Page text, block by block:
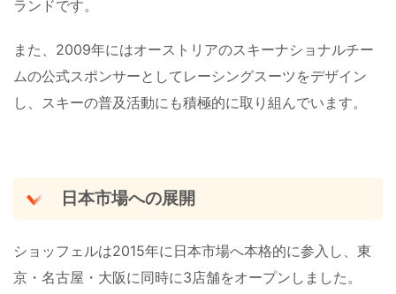
ランドです。
また、2009年にはオーストリアのスキーナショナルチー
ムの公式スポンサーとしてレーシングスーツをデザイン
し、スキーの普及活動にも積極的に取り組んでいます。
日本市場への展開
ショッフェルは2015年に日本市場へ本格的に参入し、東
京・名古屋・大阪に同時に3店舗をオープンしました。